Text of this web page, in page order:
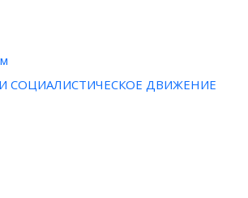
СОЦИАЛИСТИЧЕСКОЕ ДВИЖЕНИЕ